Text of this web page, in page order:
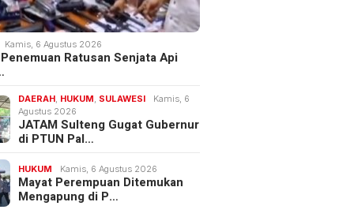
Kamis, 6 Agustus 2026
Ratusan Senjata Api
DAERAH, HUKUM, SULAWESI
Kamis, 6
Agustus 2026
JATAM Sulteng Gugat Gubernur
di PTUN Pal…
HUKUM Kamis, 6 Agustus 2026
Mayat Perempuan Ditemukan
Mengapung di P…